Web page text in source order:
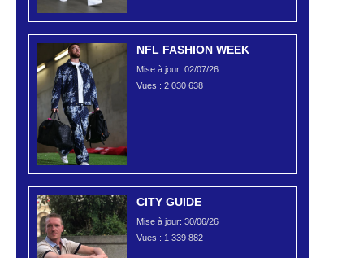
NFL FASHION WEEK
Mise à jour: 02/07/26
Vues : 2 030 638
CITY GUIDE
Mise à jour: 30/06/26
Vues : 1 339 882